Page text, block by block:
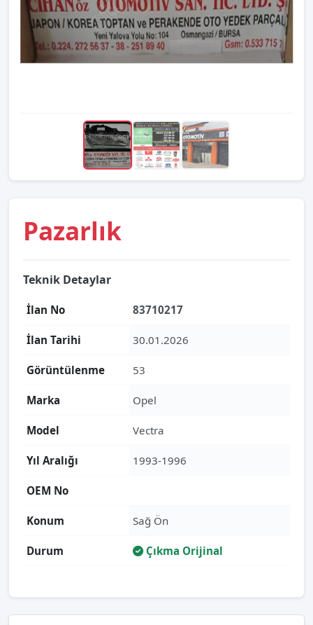
Pazarlık
Teknik Detaylar
İlan No 83710217
İlan Tarihi 30.01.2026
Görüntülenme 53
Marka Opel
Model Vectra
Yıl Aralığı 1993-1996
OEM No
Konum Sağ Ön
Durum Çıkma Orijinal